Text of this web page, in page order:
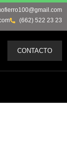
(662) 522 23 23
CONTACTO